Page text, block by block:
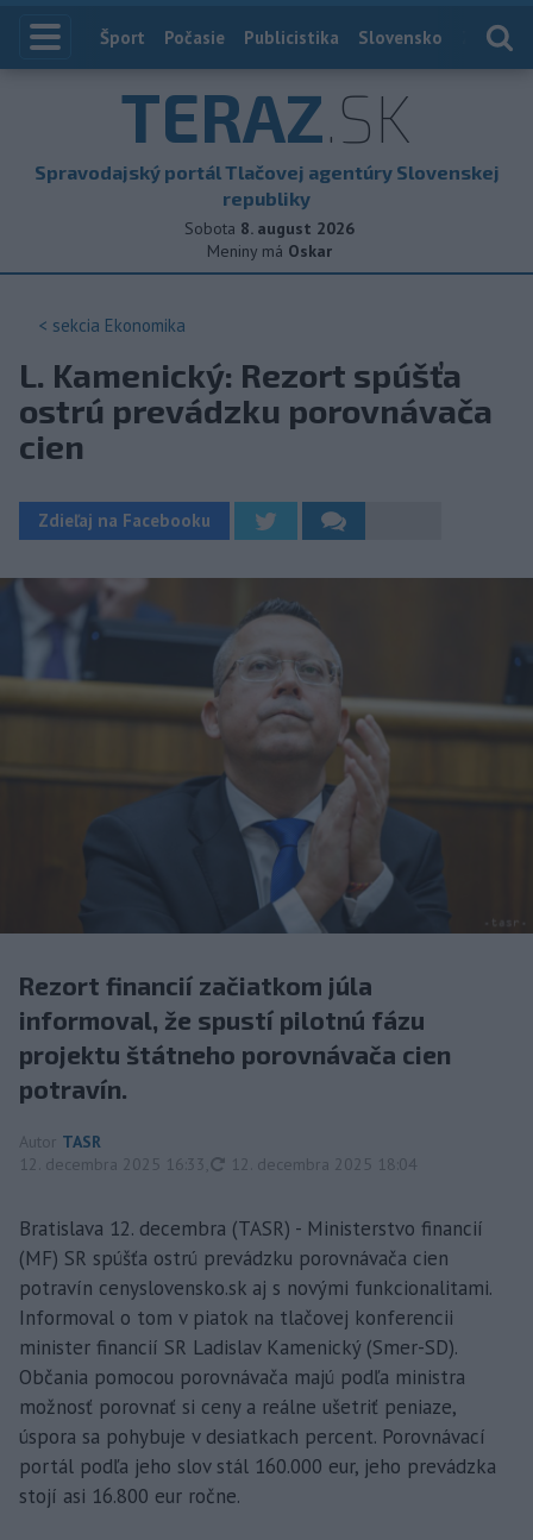
Index
Šport Počasie Publicistika Slovensko
TERAZ.SK
Spravodajský portál Tlačovej agentúry Slovenskej
republiky
Sobota 8. august 2026
Meniny má Oskar
< sekcia Ekonomika
L. Kamenický: Rezort spúšťa
ostrú prevádzku porovnávača
cien
Zdieľaj na Facebooku
Rezort financií začiatkom júla
informoval, že spustí pilotnú fázu
projektu štátneho porovnávača cien
potravín.
Autor TASR
12. decembra 2025 16:33
aktualizované
12. decembra 2025 18:04
Bratislava 12. decembra (TASR) - Ministerstvo financií
(MF) SR spúšťa ostrú prevádzku porovnávača cien
potravín cenyslovensko.sk aj s novými funkcionalitami.
Informoval o tom v piatok na tlačovej konferencii
minister financií SR Ladislav Kamenický (Smer-SD).
Občania pomocou porovnávača majú podľa ministra
možnosť porovnať si ceny a reálne ušetriť peniaze,
úspora sa pohybuje v desiatkach percent. Porovnávací
portál podľa jeho slov stál 160.000 eur, jeho prevádzka
stojí asi 16.800 eur ročne.